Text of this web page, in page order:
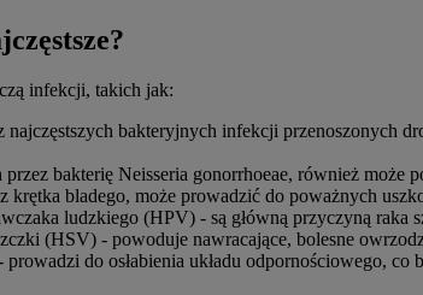
infekcji, takich jak:
najczęstszych bakteryjnych infekcji przenoszonych
przez bakterię Neisseria gonorrhoeae, również
krętka bladego, może prowadzić do poważnych
ludzkiego (HPV) - są główną przyczyną raka
(HSV) - powoduje nawracające, bolesne
do osłabienia układu odpornościowego,